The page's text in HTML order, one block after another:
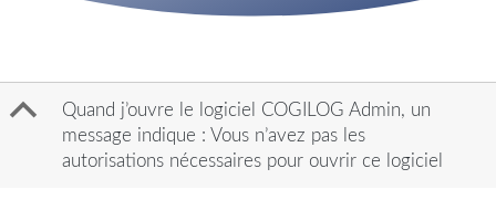
B
Quand j’ouvre le logiciel COGILOG Admin, un
message indique : Vous n’avez pas les
autorisations nécessaires pour ouvrir ce logiciel